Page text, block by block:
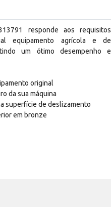
responde aos requisitos
equipamento agrícola e de
um ótimo desempenho e
original
da sua máquina
superfície de deslizamento
em bronze